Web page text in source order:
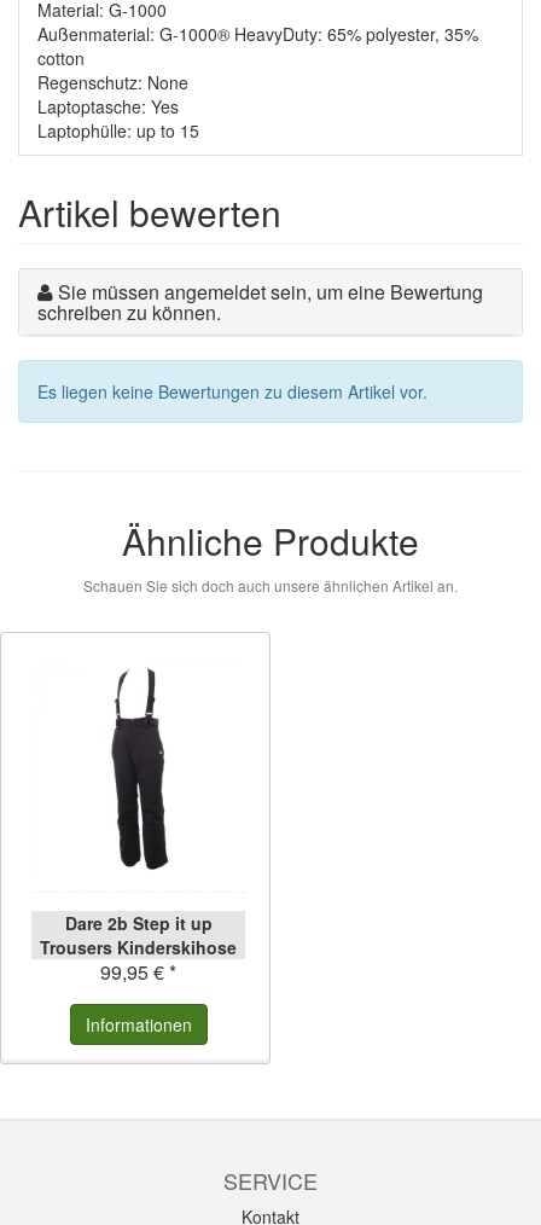
Material: G-1000
Außenmaterial: G-1000® HeavyDuty: 65% polyester, 35%
cotton
Regenschutz: None
Laptoptasche: Yes
Laptophülle: up to 15
Artikel bewerten
Sie müssen angemeldet sein, um eine Bewertung
schreiben zu können.
Es liegen keine Bewertungen zu diesem Artikel vor.
Ähnliche Produkte
Schauen Sie sich doch auch unsere ähnlichen Artikel an.
Dare 2b Step it up
Trousers Kinderskihose
black 164 black | 164
99,95 € *
Informationen
SERVICE
Kontakt